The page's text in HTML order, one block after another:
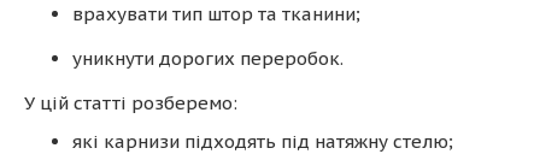
врахувати тип штор та тканини;
уникнути дорогих переробок.
У цій статті розберемо:
які карнизи підходять під натяжну стелю;